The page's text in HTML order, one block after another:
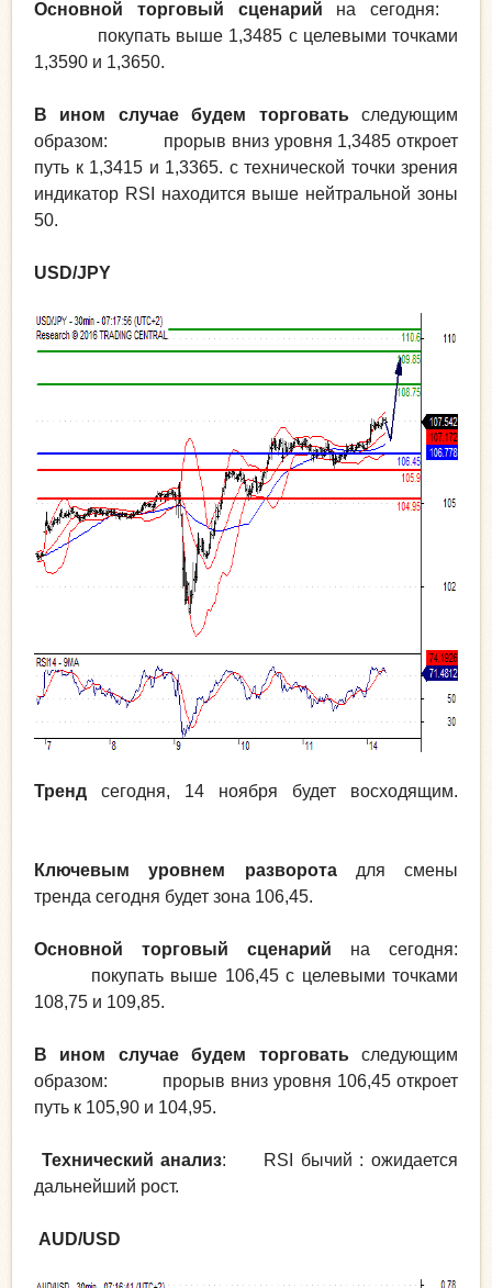
Основной торговый сценарий на сегодня:
покупать выше 1,3485 с целевыми точками
1,3590 и 1,3650.
В ином случае будем торговать следующим
образом: прорыв вниз уровня 1,3485 откроет
путь к 1,3415 и 1,3365. с технической точки зрения
индикатор RSI находится выше нейтральной зоны
50.
USD/JPY
Тренд сегодня, 14 ноября будет восходящим.
Ключевым уровнем разворотадля смены
тренда сегодня будет зона 106,45.
Основной торговый сценарий на сегодня:
покупать выше 106,45 с целевыми точками
108,75 и 109,85.
В ином случае будем торговать следующим
образом: прорыв вниз уровня 106,45 откроет
путь к 105,90 и 104,95.
Технический анализ: RSI бычий : ожидается
дальнейший рост.
AUD/USD